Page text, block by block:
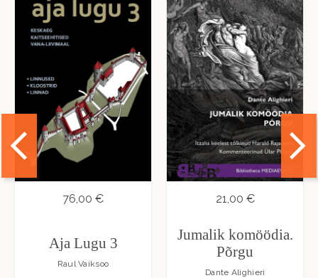
76,00 €
Aja Lugu 3
Raul Vaiksoo
21,00 €
Jumalik komöödia.
Põrgu
Dante Alighieri